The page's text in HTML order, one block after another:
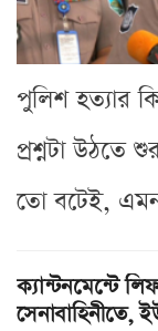
পুলিশ হত্যার
প্রশ্নটা উঠতে
তো বটেই,
ক্যান্টনমেন্টে
সেনাবাহিনীতে,